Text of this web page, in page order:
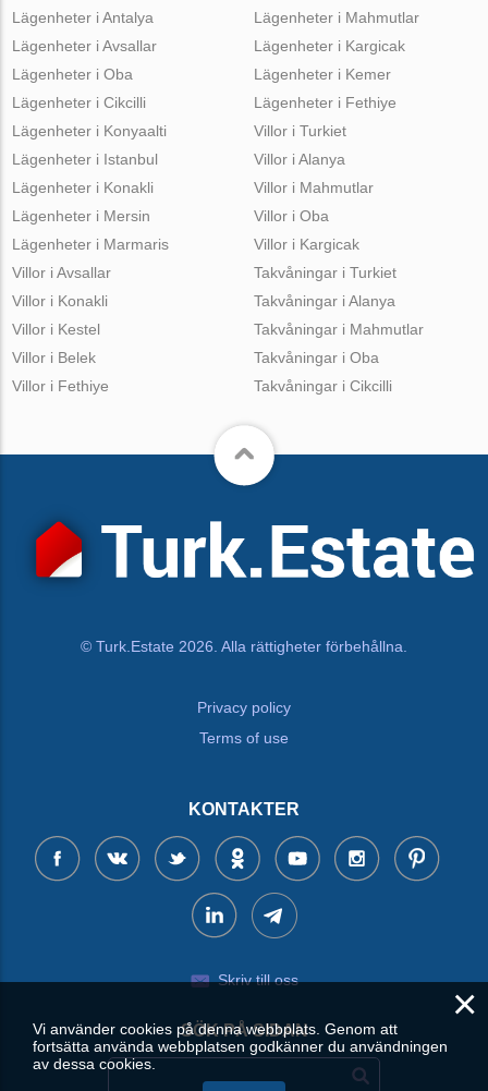
Lägenheter i Antalya
Lägenheter i Avsallar
Lägenheter i Oba
Lägenheter i Cikcilli
Lägenheter i Mahmutlar
Lägenheter i Kargicak
Lägenheter i Kemer
Lägenheter i Fethiye
Lägenheter i Konyaalti
Lägenheter i Istanbul
Lägenheter i Konakli
Lägenheter i Mersin
Lägenheter i Marmaris
Villor i Turkiet
Villor i Alanya
Villor i Mahmutlar
Villor i Oba
Villor i Kargicak
Villor i Avsallar
Villor i Konakli
Villor i Kestel
Villor i Belek
Villor i Fethiye
Takvåningar i Turkiet
Takvåningar i Alanya
Takvåningar i Mahmutlar
Takvåningar i Oba
Takvåningar i Cikcilli
© Turk.Estate 2026. Alla rättigheter förbehållna.
Privacy policy
Terms of use
KONTAKTER
Skriv till oss
SÖK PÅ SIDAN
×
Vi använder cookies på denna webbplats. Genom att
fortsätta använda webbplatsen godkänner du användningen
av dessa cookies.